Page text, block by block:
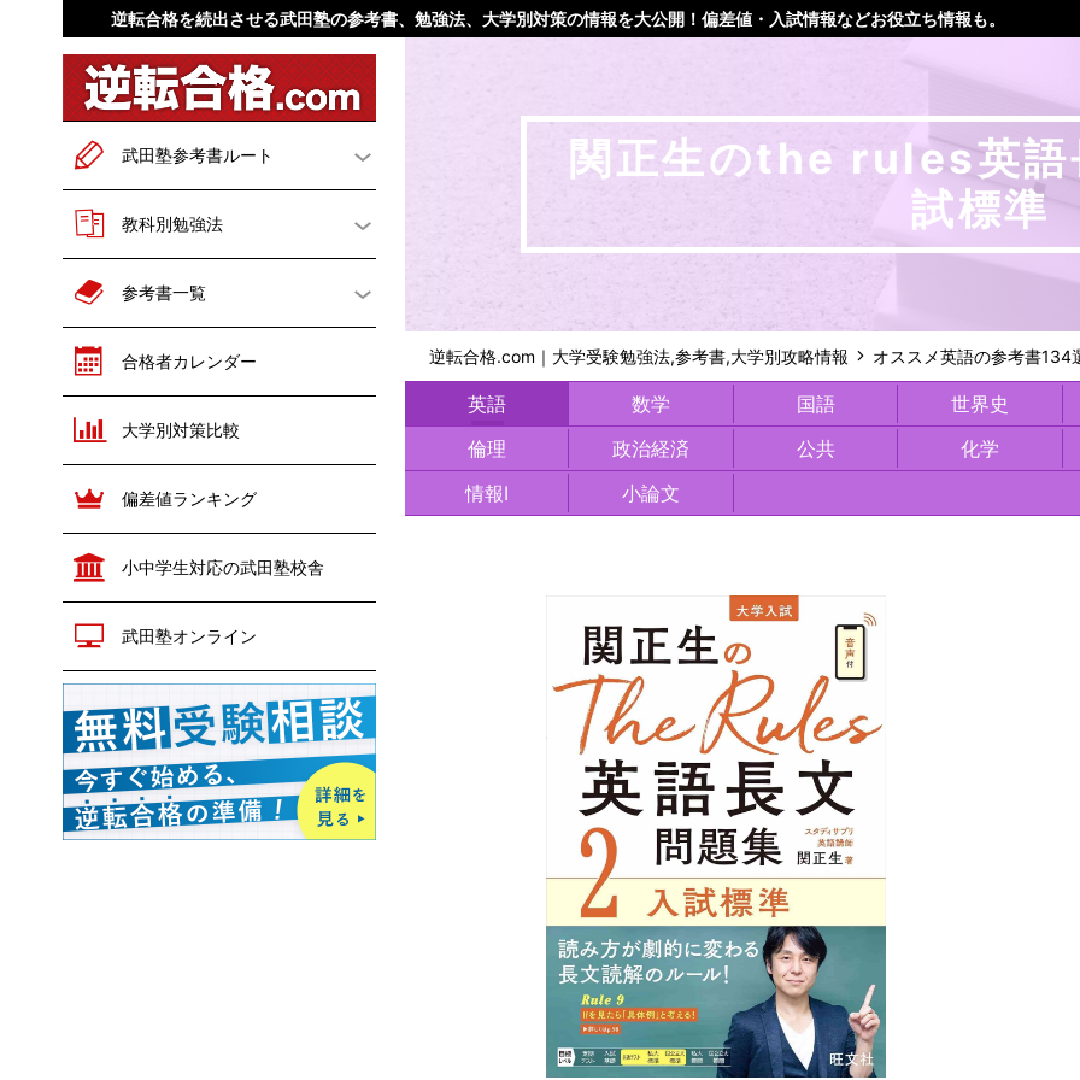
逆転合格を続出させる武田塾の参考書、勉強法、大学別対策の情報を大公開！偏差値・入試情報などお役立ち情報も。
関正生のthe rules英語
試標準
逆転合格.com｜大学受験勉強法,参考書,大学別攻略情報 オススメ英語の参考書134
英語 数学 国語 世界史
倫理
政治経済 公共 化学
情報Ⅰ
小論文
武田塾参考書ルート
一般二次試験対策
英語
理系数学 現代文
世界史
化学 物理
共通テスト対策
英語 数学
現代文 古文
漢文 世界史
教科別勉強法
勉強法概論
数学 国語
地理
化学 物理
参考書一覧
英語
国語 世界史
地理
政治経済
化学 物理
情報Ⅰ 小論文
合格者カレンダー
大学別対策比較
偏差値ランキング
小中学生対応の武田塾校舎
武田塾オンライン